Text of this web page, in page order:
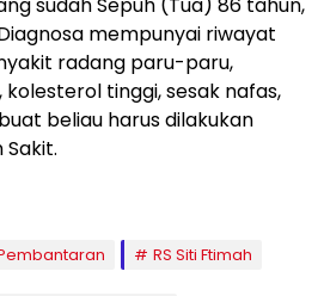
sudah Sepuh (Tua) 86 tahun,
mempunyai riwayat
radang paru-paru,
tinggi, sesak nafas,
beliau harus dilakukan
RS Siti Ftimah